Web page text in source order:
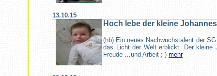
13.10.15
Hoch lebe der kleine Johannes
(hb) Ein neues Nachwuchstalent der
das Licht der Welt erblickt. Der kleine
Freude …und Arbeit ;-) mehr